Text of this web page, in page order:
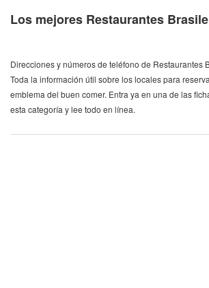
Los mejores Restaurantes
Direcciones y números de teléfono de Restaurantes
Toda la información útil sobre los locales para
emblema del buen comer. Entra ya en una de las
esta categoría y lee todo en línea.